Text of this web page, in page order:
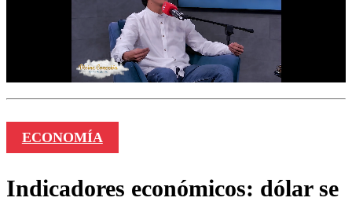
ECONOMÍA
Indicadores económicos: dólar se